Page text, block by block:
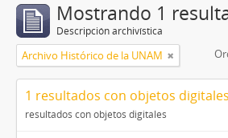
Mostrando 1
Descripción archivística
Archivo Histórico de la UNAM
1 resultados con objetos digitales
resultados con objetos digitales